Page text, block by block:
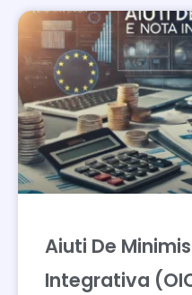
Aiuti De
Integrativa